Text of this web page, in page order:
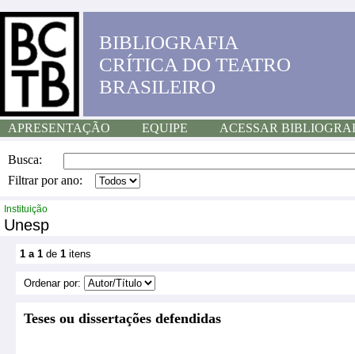
BIBLIOGRAFIA
CRÍTICA DO TEATRO
BRASILEIRO
APRESENTAÇÃO EQUIPE ACESSAR
Busca:
Filtrar por ano:
Instituição
Unesp
1 a 1 de 1 itens
Ordenar por:
Teses ou dissertações defendidas